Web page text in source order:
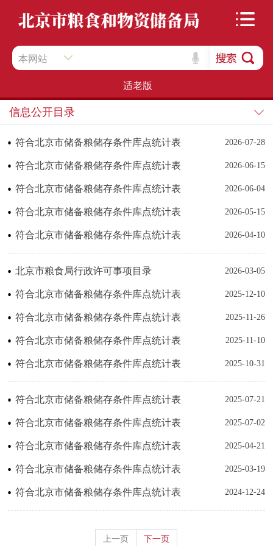
本网站
适老版
信息公开目录
符合北京市储备粮储存条件库点统计表 2026-07-28
符合北京市储备粮储存条件库点统计表 2026-06-15
符合北京市储备粮储存条件库点统计表 2026-06-04
符合北京市储备粮储存条件库点统计表 2026-05-15
符合北京市储备粮储存条件库点统计表 2026-04-10
北京市粮食局行政许可事项目录 2026-03-05
符合北京市储备粮储存条件库点统计表 2025-12-10
符合北京市储备粮储存条件库点统计表 2025-11-26
符合北京市储备粮储存条件库点统计表 2025-11-10
符合北京市储备粮储存条件库点统计表 2025-10-31
符合北京市储备粮储存条件库点统计表 2025-07-21
符合北京市储备粮储存条件库点统计表 2025-07-02
符合北京市储备粮储存条件库点统计表 2025-04-21
符合北京市储备粮储存条件库点统计表 2025-03-19
符合北京市储备粮储存条件库点统计表 2024-12-24
上一页 下一页